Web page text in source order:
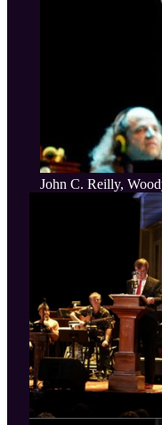
John C. Reilly,